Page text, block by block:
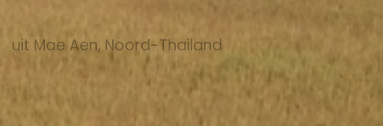
uit Mae Aen, Noord-Thailand